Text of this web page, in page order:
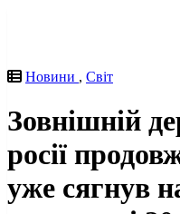
Новини , Світ
Зовнішній
росії
уже сягнув